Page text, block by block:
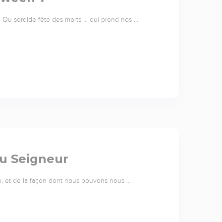
sordide fête des morts ... qui prend nos …
Seigneur
et de la façon dont nous pouvons nous …